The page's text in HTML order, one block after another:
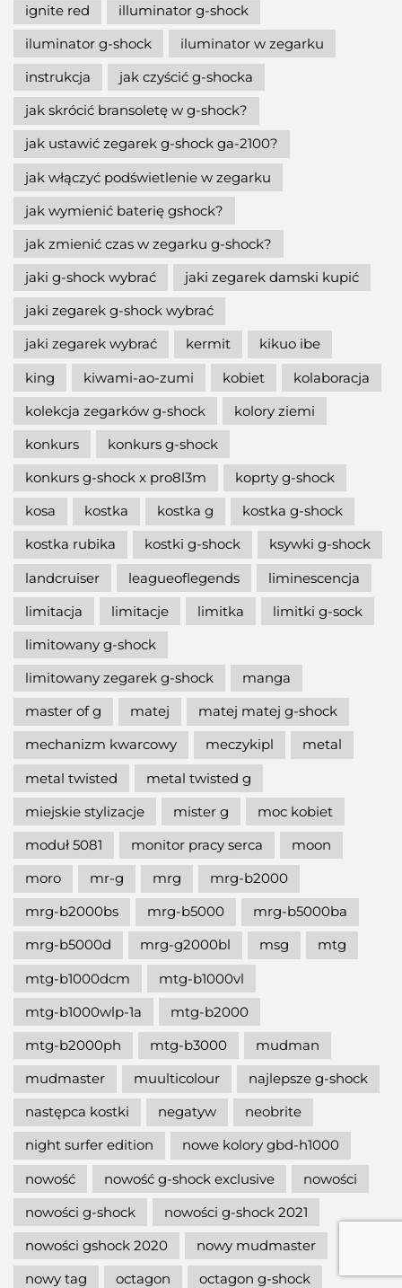
ignite red
illuminator g-shock
iluminator g-shock
iluminator w zegarku
instrukcja
jak czyścić g-shocka
jak skrócić bransoletę w g-shock?
jak ustawić zegarek g-shock ga-2100?
jak włączyć podświetlenie w zegarku
jak wymienić baterię gshock?
jak zmienić czas w zegarku g-shock?
jaki g-shock wybrać
jaki zegarek damski kupić
jaki zegarek g-shock wybrać
jaki zegarek wybrać
kermit
kikuo ibe
king
kiwami-ao-zumi kobiet
kolaboracja
kolekcja zegarków g-shock
kolory ziemi
konkurs
konkurs g-shock
konkurs g-shock x pro8l3m
koprty g-shock
kosa
kostka kostka g
kostka g-shock
kostka rubika
kostki g-shock
ksywki g-shock
landcruiser
leagueoflegends
liminescencja
limitacja
limitacje limitka
limitki g-sock
limitowany g-shock
limitowany zegarek g-shock
manga
master of g
matej
matej matej g-shock
mechanizm kwarcowy
meczykipl
metal
metal twisted
metal twisted g
miejskie stylizacje
mister g
moc kobiet
moduł 5081
monitor pracy serca
moon
moro
mr-g mrg
mrg-b2000
mrg-b2000bs
mrg-b5000
mrg-b5000ba
mrg-b5000d
mrg-g2000bl msg
mtg
mtg-b1000dcm
mtg-b1000vl
mtg-b1000wlp-1a
mtg-b2000
mtg-b2000ph
mtg-b3000
mudman
mudmaster
muulticolour
najlepsze g-shock
następca kostki
negatyw
neobrite
night surfer edition
nowe kolory gbd-h1000
nowość
nowość g-shock exclusive
nowości
nowości g-shock
nowości g-shock 2021
nowości gshock 2020
nowy mudmaster
nowy tag
octagon octagon g-shock